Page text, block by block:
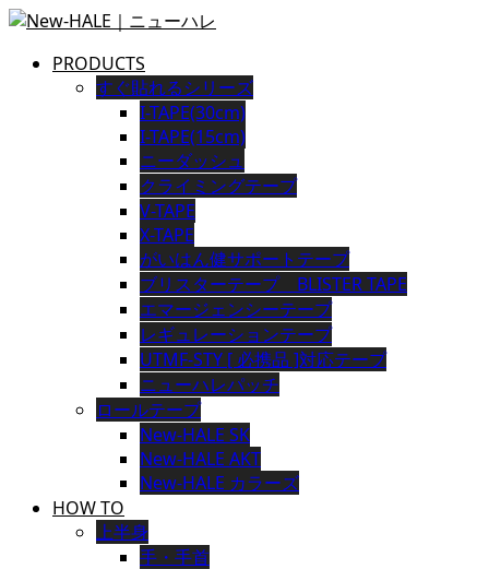
PRODUCTS
すぐ貼れるシリーズ
I-TAPE(30cm)
I-TAPE(15cm)
ニーダッシュ
クライミングテープ
V-TAPE
X-TAPE
がいはん健サポートテープ
ブリスターテープ BLISTER TAPE
エマージェンシーテープ
レギュレーションテープ
UTMF-STY [ 必携品 ]対応テープ
ニューハレパッチ
ロールテープ
New-HALE SK
New-HALE AKT
New-HALE カラーズ
HOW TO
上半身
手・手首